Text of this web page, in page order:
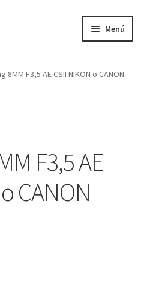
Menú
8MM F3,5 AE CSII NIKON o CANON
F3,5 AE
CANON